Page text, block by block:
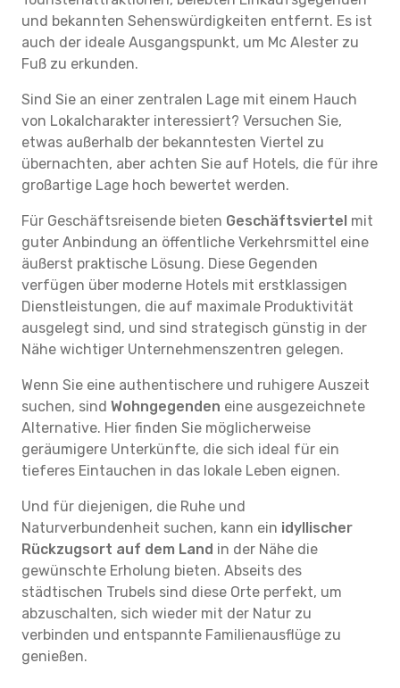
und bekannten Sehenswürdigkeiten entfernt. Es ist
auch der ideale Ausgangspunkt, um Mc Alester zu
Fuß zu erkunden.
Sind Sie an einer zentralen Lage mit einem Hauch
von Lokalcharakter interessiert? Versuchen Sie,
etwas außerhalb der bekanntesten Viertel zu
übernachten, aber achten Sie auf Hotels, die für ihre
großartige Lage hoch bewertet werden.
Für Geschäftsreisende bieten Geschäftsviertel mit
guter Anbindung an öffentliche Verkehrsmittel eine
äußerst praktische Lösung. Diese Gegenden
verfügen über moderne Hotels mit erstklassigen
Dienstleistungen, die auf maximale Produktivität
ausgelegt sind, und sind strategisch günstig in der
Nähe wichtiger Unternehmenszentren gelegen.
Wenn Sie eine authentischere und ruhigere Auszeit
suchen, sind Wohngegenden eine ausgezeichnete
Alternative. Hier finden Sie möglicherweise
geräumigere Unterkünfte, die sich ideal für ein
tieferes Eintauchen in das lokale Leben eignen.
Und für diejenigen, die Ruhe und
Naturverbundenheit suchen, kann ein idyllischer
Rückzugsort auf dem Land in der Nähe die
gewünschte Erholung bieten. Abseits des
städtischen Trubels sind diese Orte perfekt, um
abzuschalten, sich wieder mit der Natur zu
verbinden und entspannte Familienausflüge zu
genießen.